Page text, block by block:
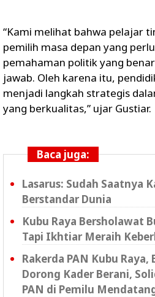
“Kami melihat bahwa pelajar
pemilih masa depan yang
pemahaman politik yang
jawab. Oleh karena itu,
menjadi langkah strategis
yang berkualitas,” ujar Gustiar.
Baca juga:
Lasarus: Sudah Saatnya
Berstandar Dunia
Kubu Raya Bersholawat
Tapi Ikhtiar Meraih
Rakerda PAN Kubu
Dorong Kader Berani,
PAN di Pemilu